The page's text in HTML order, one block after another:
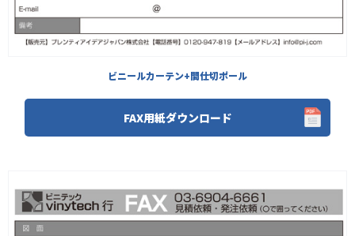
ビニールカーテン+間仕切ポール
FAX用紙ダウンロード